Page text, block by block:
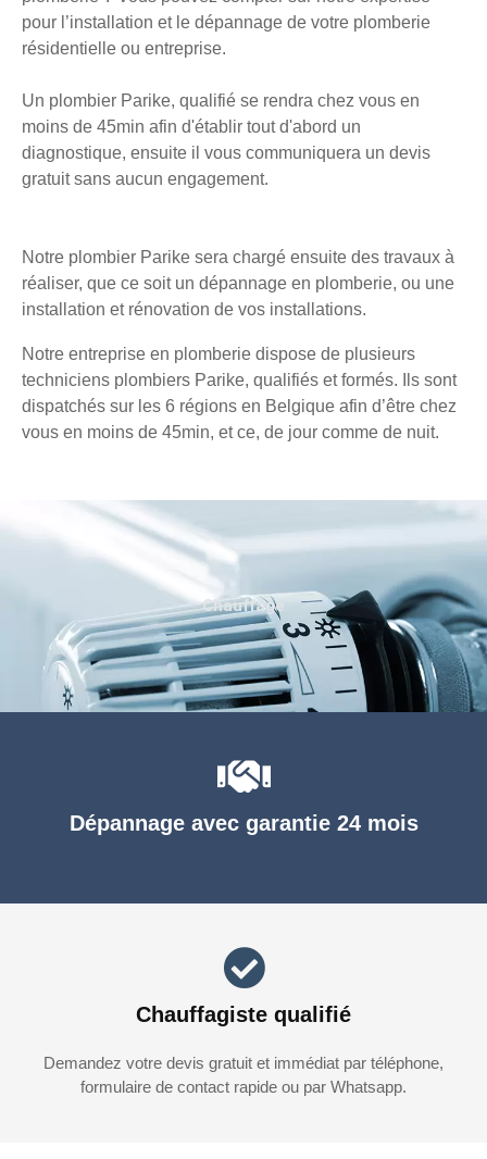
pour l’installation et le dépannage de votre plomberie
résidentielle ou entreprise.
Un plombier Parike, qualifié se rendra chez vous en
moins de 45min afin d'établir tout d'abord un
diagnostique, ensuite il vous communiquera un devis
gratuit sans aucun engagement.
Notre plombier Parike sera chargé ensuite des travaux à
réaliser, que ce soit un dépannage en plomberie, ou une
installation et rénovation de vos installations.
Notre entreprise en plomberie dispose de plusieurs
techniciens plombiers Parike, qualifiés et formés. Ils sont
dispatchés sur les 6 régions en Belgique afin d’être chez
vous en moins de 45min, et ce, de jour comme de nuit.
Dépannage avec garantie 24 mois
Chauffagiste qualifié
Demandez votre devis gratuit et immédiat par téléphone,
formulaire de contact rapide ou par Whatsapp.
Chauffage